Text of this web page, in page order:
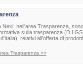
Nexi, nell'area Trasparenza,
sulla trasparenza
relativi all'offerta di
Trasparenza >>